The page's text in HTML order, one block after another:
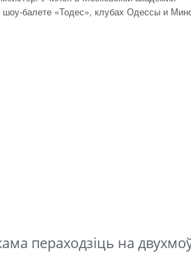
шоу-балете «Тодес», клубах Одессы и
пераходзіць на